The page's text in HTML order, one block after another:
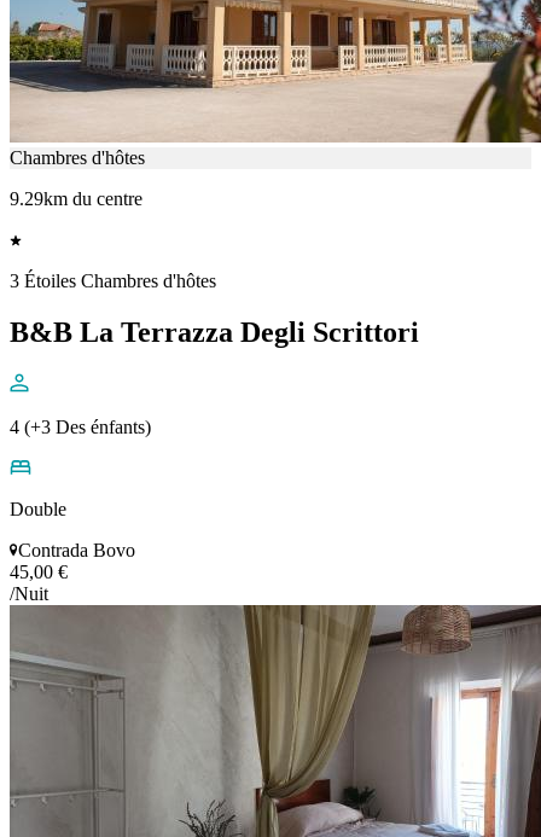
Chambres d'hôtes
9.29km du centre
3 Étoiles Chambres d'hôtes
B&B La Terrazza Degli Scrittori
4 (+3 Des énfants)
Double
Contrada Bovo
45,00 €
/Nuit